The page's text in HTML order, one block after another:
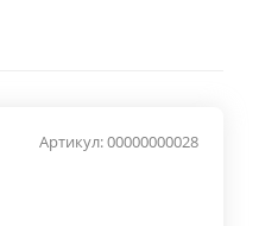
Артикул:00000000028